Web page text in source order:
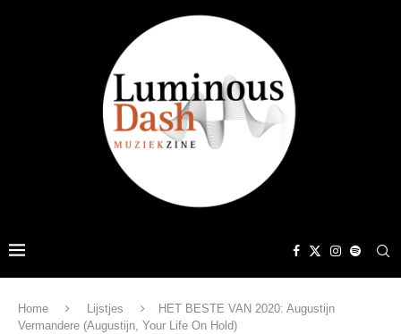
Home Lijstjes
HET BESTE VAN 2020: Augustijn
Vermandere (Augustijn, Your Life On Hold)